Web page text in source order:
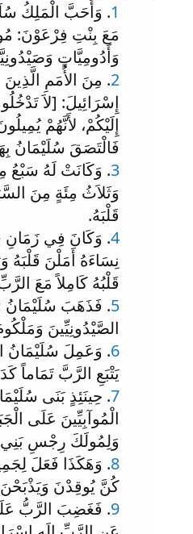
1. وَأَحَبَّ الْمَلِكُ
مَعَ بِنْتِ فِرْعَوْنَ:
وَأَدُومِيَّاتٍ
2. مِنَ الأُمَمِ
إِسْرَائِيلَ: [لاَ
إِلَيْكُمْ، لأَنَّهُمْ
فَالْتَصَقَ سُلَيْمَانُ
3. وَكَانَتْ لَهُ سَبْعُ
وَثَلاَثُ مِئَةٍ مِنَ
قَلْبَهُ.
4. وَكَانَ فِي
نِسَاءَهُ أَمَلْنَ قَلْبَهُ
قَلْبُهُ كَامِلاً مَعَ
5. فَذَهَبَ سُلَيْمَانُ
الصَّيْدُونِيِّينَ
6. وَعَمِلَ سُلَيْمَانُ
يَتْبَعِ الرَّبَّ تَمَاماً
7. حِينَئِذٍ بَنَى
الْمُوآبِيِّينَ عَلَى
وَلِمُولَكَ رِجْسِ
8. وَهَكَذَا فَعَلَ
كُنَّ يُوقِدْنَ وَيَذْبَحْنَ
9. فَغَضِبَ الرَّبُّ